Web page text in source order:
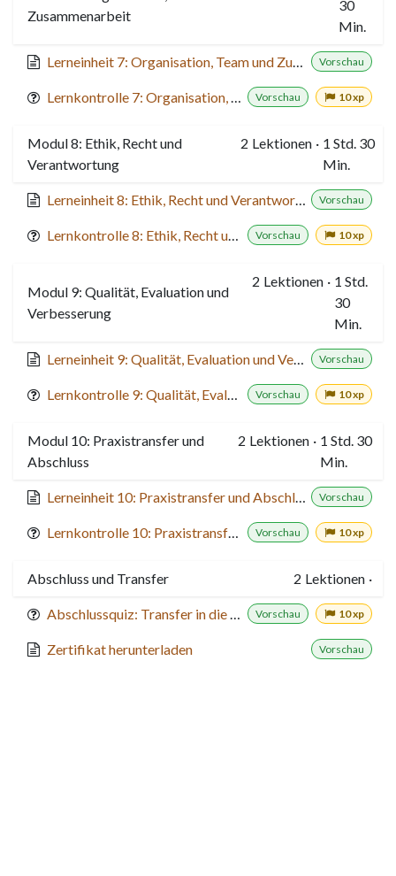
Zusammenarbeit
30
Min.
Vorschau
Vorschau 10 xp
Modul 8: Ethik, Recht und
Verantwortung
2 Lektionen · 1 Std. 30
Min.
Vorschau
Vorschau 10 xp
Modul 9: Qualität, Evaluation und
Verbesserung
2 Lektionen · 1 Std.
30
Min.
Vorschau
Vorschau 10 xp
Modul 10: Praxistransfer und
Abschluss
2 Lektionen · 1 Std. 30
Min.
Vorschau
Vorschau 10 xp
Abschluss und Transfer 2 Lektionen ·
Vorschau 10 xp
Zertifikat herunterladen Vorschau